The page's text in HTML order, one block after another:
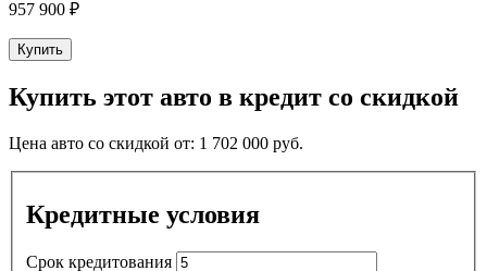
957 900 ₽
Купить
Купить этот авто в кредит со скидкой
Цена авто со скидкой от: 1 702 000 руб.
Кредитные условия
Срок кредитования